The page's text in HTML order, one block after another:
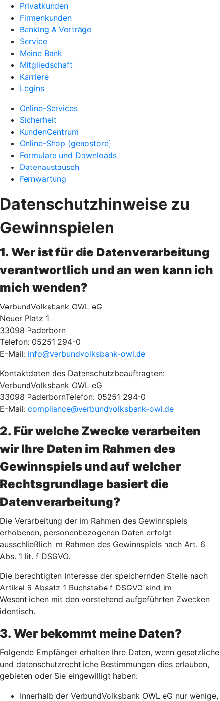
Privatkunden
Firmenkunden
Banking & Verträge
Service
Meine Bank
Mitgliedschaft
Karriere
Logins
Online-Services
Sicherheit
KundenCentrum
Online-Shop (genostore)
Formulare und Downloads
Datenaustausch
Fernwartung
Datenschutzhinweise zu
Gewinnspielen
1. Wer ist für die Datenverarbeitung
verantwortlich und an wen kann ich
mich wenden?
VerbundVolksbank OWL eG
Neuer Platz 1
33098 Paderborn
Telefon: 05251 294-0
E-Mail: info@verbundvolksbank-owl.de
Kontaktdaten des Datenschutzbeauftragten:
VerbundVolksbank OWL eG
33098 PaderbornTelefon: 05251 294-0
E-Mail: compliance@verbundvolksbank-owl.de
2. Für welche Zwecke verarbeiten
wir Ihre Daten im Rahmen des
Gewinnspiels und auf welcher
Rechtsgrundlage basiert die
Datenverarbeitung?
Die Verarbeitung der im Rahmen des Gewinnspiels
erhobenen, personenbezogenen Daten erfolgt
ausschließlich im Rahmen des Gewinnspiels nach Art. 6
Abs. 1 lit. f DSGVO.
Die berechtigten Interesse der speichernden Stelle nach
Artikel 6 Absatz 1 Buchstabe f DSGVO sind im
Wesentlichen mit den vorstehend aufgeführten Zwecken
identisch.
3. Wer bekommt meine Daten?
Folgende Empfänger erhalten Ihre Daten, wenn gesetzliche
und datenschutzrechtliche Bestimmungen dies erlauben,
gebieten oder Sie eingewilligt haben:
Innerhalb der VerbundVolksbank OWL eG nur wenige,